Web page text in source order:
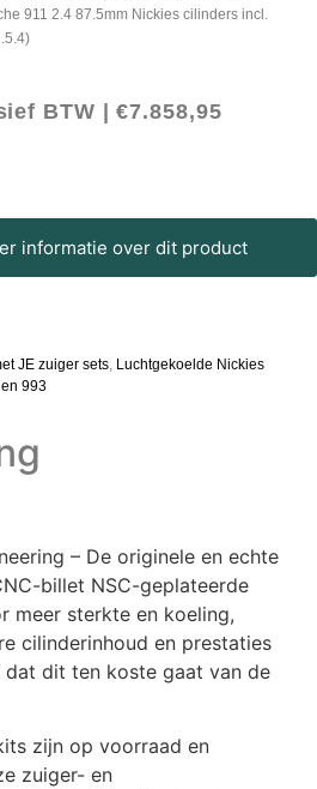
911 2.4 87.5mm Nickies cilinders incl.
BTW |€7.858,95
informatie over dit product
JE zuiger sets, Luchtgekoelde Nickies
993
– De originele en echte
billet NSC-geplateerde
meer sterkte en koeling,
cilinderinhoud en prestaties
dit ten koste gaat van de
zijn op voorraad en
zuiger- en